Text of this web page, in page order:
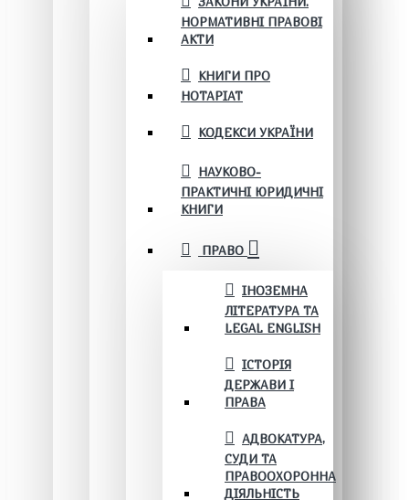
НОРМАТИВНІ ПРАВОВІ
АКТИ
КНИГИ ПРО
НОТАРІАТ
КОДЕКСИ УКРАЇНИ
НАУКОВО-
ПРАКТИЧНІ ЮРИДИЧНІ
КНИГИ
ПРАВО
ІНОЗЕМНА
ЛІТЕРАТУРА ТА
LEGAL ENGLISH
ІСТОРІЯ
ДЕРЖАВИ І
ПРАВА
АДВОКАТУРА,
СУДИ ТА
ПРАВООХОРОННА
ДІЯЛЬНІСТЬ